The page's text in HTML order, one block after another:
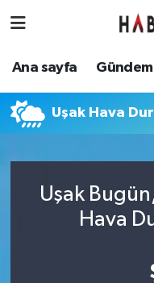
Ana sayfa Gündem
Uşak Hava
Uşak
Hava
Ana sayfa
Sağlık
Eskişehir
Eskişehir Trafik
Süper Lig Puan